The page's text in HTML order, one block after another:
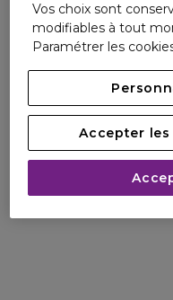
Vos choix sont
modifiables à tout
Paramétrer les
Accepter